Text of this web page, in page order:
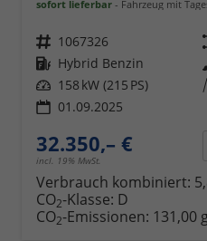
sofort lieferbar Fahrzeug mit
Fahrzeugnr. 1067326
Kraftstoff Hybrid Benzin
Leistung 158 kW (215 PS)
01.09.2025
32.350,– €
incl. 19% MwSt.
Verbrauch kombiniert:
CO2-Klasse: D
CO2-Emissionen: 131,00